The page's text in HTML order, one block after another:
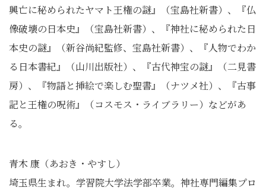
興亡に秘められたヤマト王権の謎』（宝島社新書）、『仏
像破壊の日本史』（宝島社新書）、『神社に秘められた日
本史の謎』（新谷尚紀監修、宝島社新書）、『人物でわか
る日本書紀』（山川出版社）、『古代神宝の謎』（二見書
房）、『物語と挿絵で楽しむ聖書』（ナツメ社）、『古事
記と王権の呪術』（コスモス・ライブラリー）などがあ
る。
青木 康（あおき・やすし）
埼玉県生まれ。学習院大学法学部卒業。神社専門編集プロ